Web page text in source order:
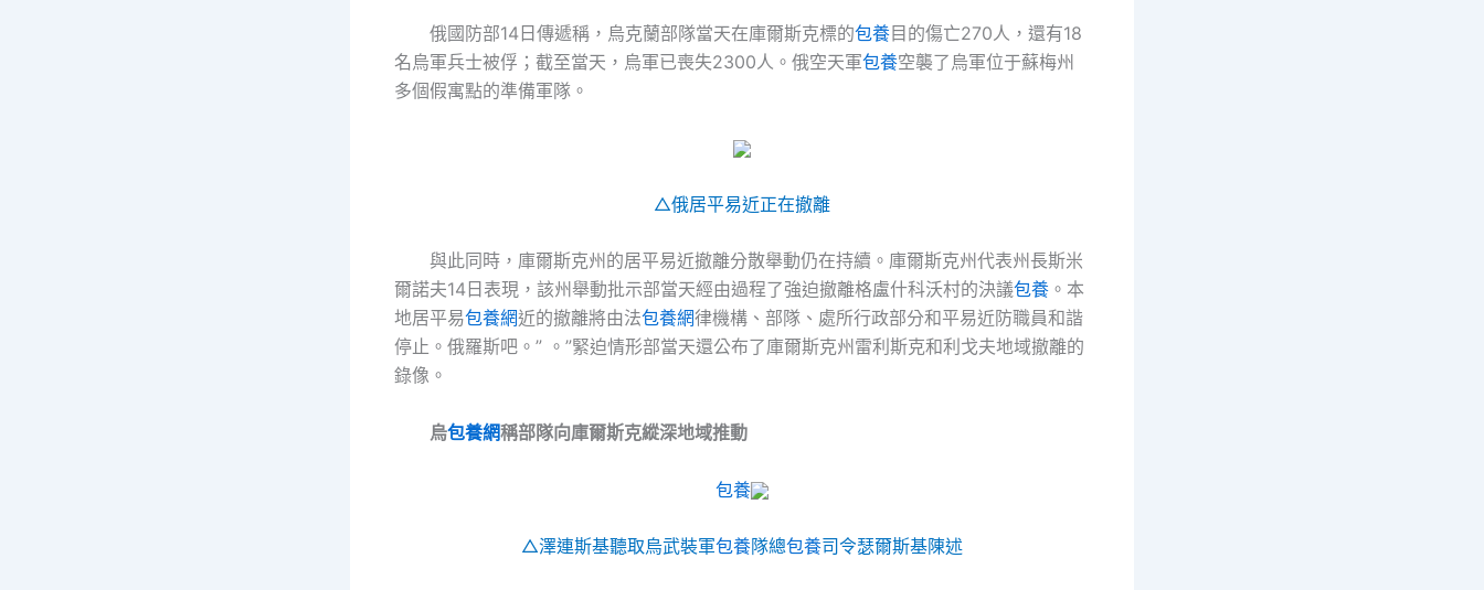
俄國防部14日傳遞稱，烏克蘭部隊當天在庫爾斯克標的包養目的傷亡270人，還有18
名烏軍兵士被俘；截至當天，烏軍已喪失2300人。俄空天軍包養空襲了烏軍位于蘇梅州
多個假寓點的準備軍隊。
△俄居平易近正在撤離
與此同時，庫爾斯克州的居平易近撤離分散舉動仍在持續。庫爾斯克州代表州長斯米
爾諾夫14日表現，該州舉動批示部當天經由過程了強迫撤離格盧什科沃村的決議包養 。本
地居平易包養網近的撤離將由法包養網律機構、部隊、處所行政部分和平易近防職員和諧
停止。俄羅斯吧。” 。”緊迫情形部當天還公布了庫爾斯克州雷利斯克和利戈夫地域撤離的
錄像。
烏包養網稱部隊向庫爾斯克縱深地域推動
包養
△澤連斯基聽取烏武裝軍包養隊總包養司令瑟爾斯基陳述